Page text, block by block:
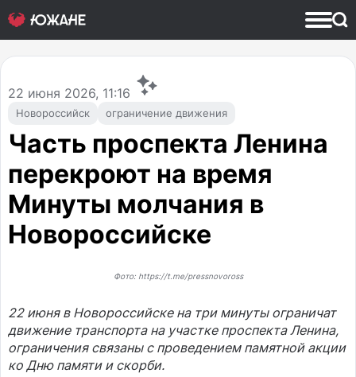
Новороссийск ограничение движения
22 июня 2026, 11:16
Часть проспекта Ленина
перекроют на время
Минуты молчания в
Новороссийске
Фото: https://t.me/pressnovoross
22 июня в Новороссийске на три минуты ограничат
движение транспорта на участке проспекта Ленина,
ограничения связаны с проведением памятной акции
ко Дню памяти и скорби.